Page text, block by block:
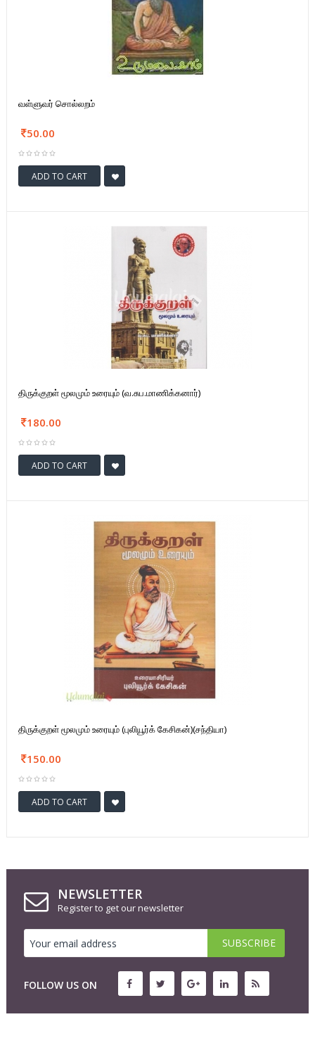
வள்ளுவர் சொல்லறம்
50.00
ADD TO CART
திருக்குறள் மூலமும் உரையும் (வ.சுப.மாணிக்கனார்)
180.00
ADD TO CART
திருக்குறள் மூலமும் உரையும் (புலியூர்க் கேசிகன்)(சந்தியா)
150.00
ADD TO CART
NEWSLETTER
Register to get our newsletter
FOLLOW US ON